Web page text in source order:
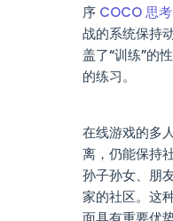
序 COCO 思考
战的系统保持
盖了“训练”的
的练习。
在线游戏的多
离，仍能保持
孙子孙女、朋
家的社区。这